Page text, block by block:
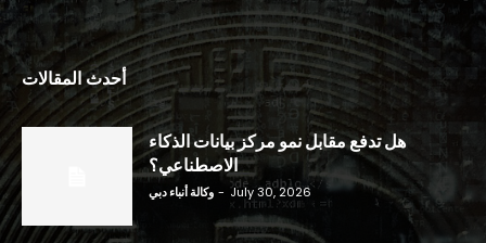
أحدث المقالات
هل تدفع مقابل نمو مركز بيانات الذكاء
الاصطناعي؟
وكالة أنباء دبي - July 30, 2026